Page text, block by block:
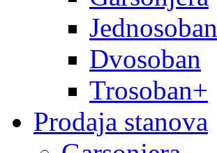
Jednosoban
Dvosoban
Trosoban+
Prodaja stanova